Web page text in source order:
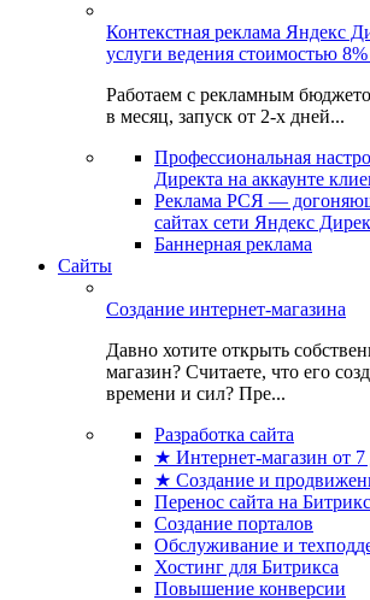
Контекстная реклама Яндекс
услуги ведения стоимостью
Работаем с рекламным
в месяц, запуск от 2-х дней...
Профессиональная
Директа на аккаунте
Реклама РСЯ —
сайтах сети Яндекс
Баннерная реклама
Сайты
Создание интернет-магазина
Давно хотите открыть
магазин? Считаете, что его
времени и сил? Пре...
Разработка сайта
★ Интернет-магазин от 7
★ Создание и
Перенос сайта на Битрикс
Создание порталов
Обслуживание и
Хостинг для Битрикса
Повышение конверсии